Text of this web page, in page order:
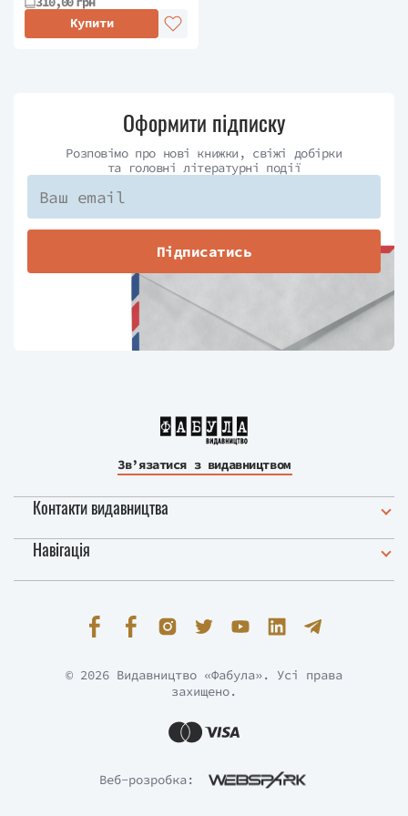
Купити
Оформити підписку
Розповімо про нові книжки, свіжі добірки
та головні літературні події
Підписатись
Зв’язатися з видавництвом
Контакти видавництва
Навігація
Веб-розробка:
© 2026 Видавництво «Фабула». Усі права
захищено.